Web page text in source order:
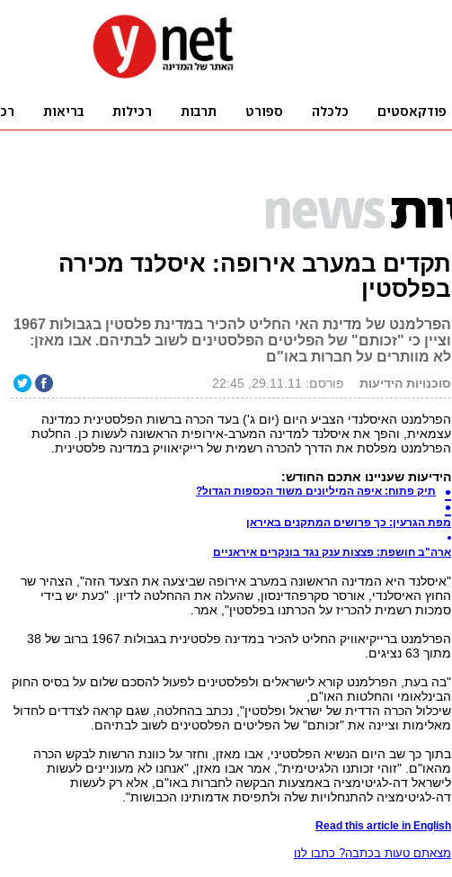
תקדים במערב אירופה: איסלנד מכירה
בפלסטין
הפרלמנט של מדינת האי החליט להכיר במדינת פלסטין בגבולות 1967
וציין כי "זכותם" של הפליטים הפלסטינים לשוב לבתיהם. אבו מאזן:
לא מוותרים על חברות באו"ם
סוכנויות הידיעות פורסם: 29.11.11, 22:45
הפרלמנט האיסלנדי הצביע היום (יום ג') בעד הכרה ברשות הפלסטינית כמדינה
עצמאית, והפך את איסלנד למדינה המערב-אירופית הראשונה לעשות כן. החלטת
הפרלמנט מפלסת את הדרך להכרה רשמית של רייקיאוויק במדינה פלסטינית.
הידיעות שעניינו אתכם החודש:
תיק פתוח: איפה המיליונים משוד הכספות הגדול?
מפת הגרעין: כך פרושים המתקנים באיראן
ארה"ב חושפת: פצצות ענק נגד בונקרים איראניים
"איסלנד היא המדינה הראשונה במערב אירופה שביצעה את הצעד הזה", הצהיר שר
החוץ האיסלנדי, אורסר סקרפהדינסון, שהעלה את ההחלטה לדיון. "כעת יש בידי
סמכות רשמית להכריז על הכרתנו בפלסטין", אמר.
הפרלמנט ברייקיאוויק החליט להכיר במדינה פלסטינית בגבולות 1967 ברוב של 38
מתוך 63 נציגים.
"בה בעת, הפרלמנט קורא לישראלים ולפלסטינים לפעול להסכם שלום על בסיס החוק
הבינלאומי והחלטות האו"ם,
שיכלול הכרה הדדית של ישראל ופלסטין", נכתב בהחלטה, שגם קראה לצדדים לחדול
מאלימות וציינה את "זכותם" של הפליטים הפלסטינים לשוב לבתיהם.
בתוך כך שב היום הנשיא הפלסטיני, אבו מאזן, וחזר על כוונת הרשות לבקש הכרה
מהאו"ם. "זוהי זכותנו הלגיטימית", אמר אבו מאזן, "אנחנו לא מעוניינים לעשות
לישראל דה-לגיטימציה באמצעות הבקשה לחברות באו"ם, אלא רק לעשות
דה-לגיטימציה להתנחלויות שלה ולתפיסת אדמותינו הכבושות".
Read this article in English
מצאתם טעות בכתבה? כתבו לנו